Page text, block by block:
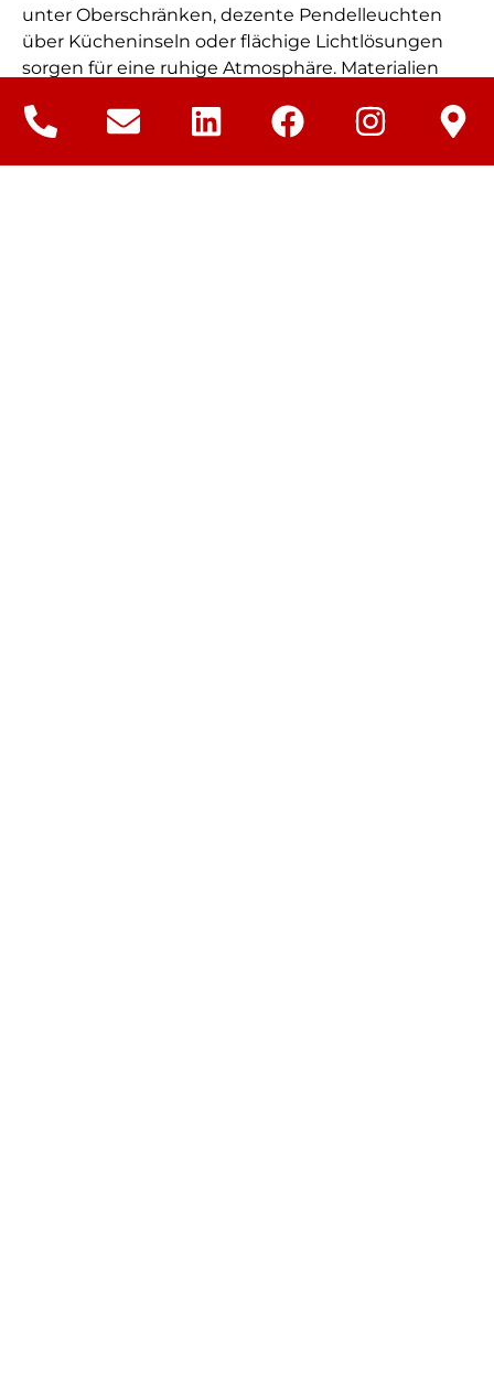
unter Oberschränken, dezente Pendelleuchten
über Kücheninseln oder flächige Lichtlösungen
sorgen für eine ruhige Atmosphäre. Materialien
Leuchten und Accessoires wieder. Dekoration wird